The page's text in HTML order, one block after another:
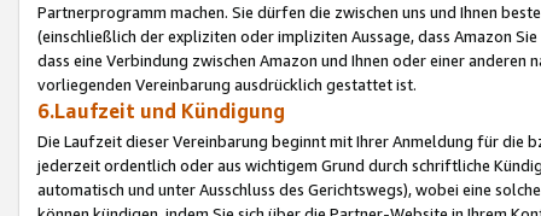
Partnerprogramm machen. Sie dürfen die zwischen uns und Ihnen
(einschließlich der expliziten oder impliziten Aussage, dass Amazon
dass eine Verbindung zwischen Amazon und Ihnen oder einer
vorliegenden Vereinbarung ausdrücklich gestattet ist.
6.Laufzeit und Kündigung
Die Laufzeit dieser Vereinbarung beginnt mit Ihrer Anmeldung für die
jederzeit ordentlich oder aus wichtigem Grund durch schriftliche
automatisch und unter Ausschluss des Gerichtswegs), wobei eine